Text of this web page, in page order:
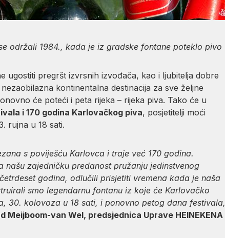
održali 1984., kada je iz gradske fontane poteklo pivo
ugostiti pregršt izvrsnih izvođača, kao i ljubitelja dobre
kontinentalna destinacija za sve željne
će poteći i peta rijeka – rijeka piva. Tako će u
i 170 godina Karlovačkog piva, posjetitelji moći
rujna u 18 sati.
s poviješću Karlovca i traje već 170 godina.
zajedničku predanost pružanju jedinstvenog
godina, odlučili prisjetiti vremena kada je naša
smo legendarnu fontanu iz koje će Karlovačko
30. kolovoza u 18 sati, i ponovno petog dana festivala,
Meijboom-van Wel, predsjednica Uprave HEINEKENA